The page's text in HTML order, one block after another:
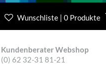
Wunschliste | 0 Produkte
Kundenberater Webshop
(0) 62 32-31 81-21